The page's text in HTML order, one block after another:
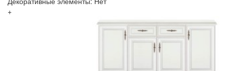
+